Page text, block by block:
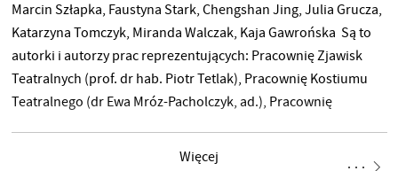
Marcin Szłapka, Faustyna Stark, Chengshan Jing, Julia Grucza,
Katarzyna Tomczyk, Miranda Walczak, Kaja Gawrońska Są to
autorki i autorzy prac reprezentujących: Pracownię Zjawisk
Teatralnych (prof. dr hab. Piotr Tetlak), Pracownię Kostiumu
Teatralnego (dr Ewa Mróz-Pacholczyk, ad.), Pracownię
Pracownię Projektowania Ubioru (dr hab. Anna Regimowicz-
Więcej